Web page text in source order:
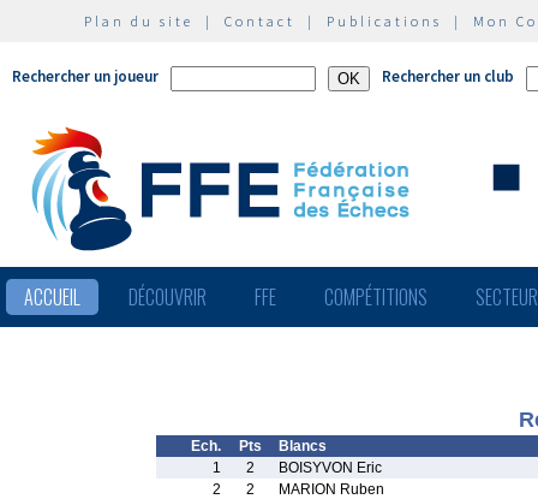
Plan du site | Contact | Publications | Mon
Rechercher un joueur Rechercher un club
ACCUEIL DÉCOUVRIR FFE COMPÉTITIONS
Ech. Pts
Blancs
1
2
BOISYVON Eric
2
2
MARION Ruben